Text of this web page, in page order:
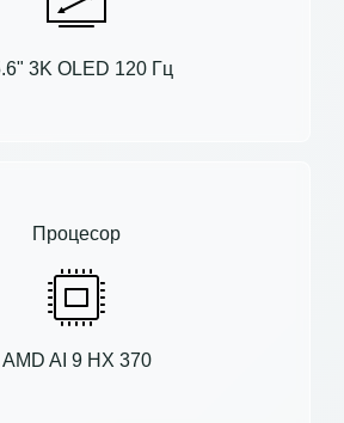
3K OLED 120 Гц
Процесор
AMD AI 9 HX 370